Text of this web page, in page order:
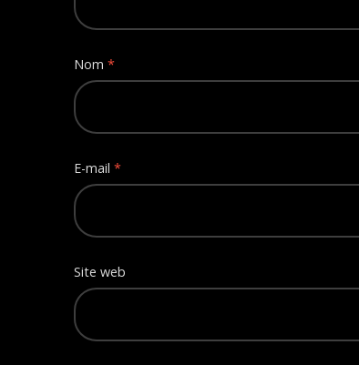
Nom *
E-mail *
Site web